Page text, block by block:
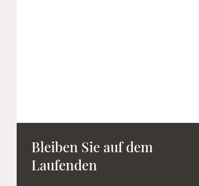
Bleiben Sie auf dem
Laufenden